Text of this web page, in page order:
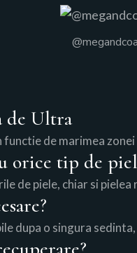
de Ultra
functie de marimea
orice tip de
de piele, chiar si pielea
dupa o singura